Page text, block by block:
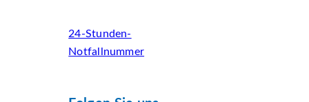
24-Stunden-
Notfallnummer